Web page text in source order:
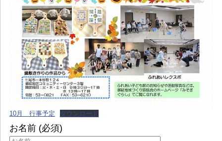
10月 行事予定 ダウンロード
お名前 (必須)